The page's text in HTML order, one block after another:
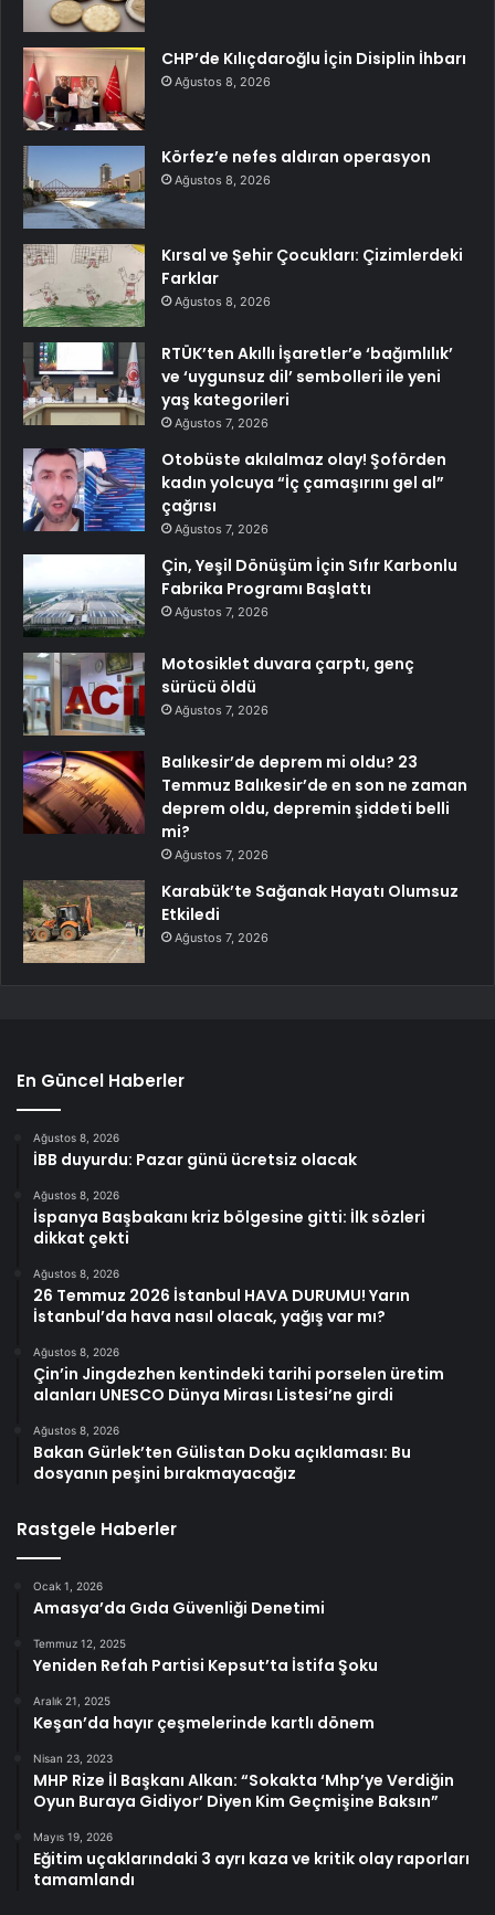
CHP’de Kılıçdaroğlu İçin Disiplin İhbarı
Ağustos 8, 2026
Körfez’e nefes aldıran operasyon
Ağustos 8, 2026
Kırsal ve Şehir Çocukları: Çizimlerdeki
Farklar
Ağustos 8, 2026
RTÜK’ten Akıllı İşaretler’e ‘bağımlılık’
ve ‘uygunsuz dil’ sembolleri ile yeni
yaş kategorileri
Ağustos 7, 2026
Otobüste akılalmaz olay! Şoförden
kadın yolcuya “İç çamaşırını gel al”
çağrısı
Ağustos 7, 2026
Çin, Yeşil Dönüşüm İçin Sıfır Karbonlu
Fabrika Programı Başlattı
Ağustos 7, 2026
Motosiklet duvara çarptı, genç
sürücü öldü
Ağustos 7, 2026
Balıkesir’de deprem mi oldu? 23
Temmuz Balıkesir’de en son ne zaman
deprem oldu, depremin şiddeti belli
mi?
Ağustos 7, 2026
Karabük’te Sağanak Hayatı Olumsuz
Etkiledi
Ağustos 7, 2026
En Güncel Haberler
Ağustos 8, 2026
İBB duyurdu: Pazar günü ücretsiz olacak
Ağustos 8, 2026
İspanya Başbakanı kriz bölgesine gitti: İlk sözleri
dikkat çekti
Ağustos 8, 2026
26 Temmuz 2026 İstanbul HAVA DURUMU! Yarın
İstanbul’da hava nasıl olacak, yağış var mı?
Ağustos 8, 2026
Çin’in Jingdezhen kentindeki tarihi porselen üretim
alanları UNESCO Dünya Mirası Listesi’ne girdi
Ağustos 8, 2026
Bakan Gürlek’ten Gülistan Doku açıklaması: Bu
dosyanın peşini bırakmayacağız
Rastgele Haberler
Ocak 1, 2026
Amasya’da Gıda Güvenliği Denetimi
Temmuz 12, 2025
Yeniden Refah Partisi Kepsut’ta İstifa Şoku
Aralık 21, 2025
Keşan’da hayır çeşmelerinde kartlı dönem
Nisan 23, 2023
MHP Rize İl Başkanı Alkan: “Sokakta ‘Mhp’ye Verdiğin
Oyun Buraya Gidiyor’ Diyen Kim Geçmişine Baksın”
Mayıs 19, 2026
Eğitim uçaklarındaki 3 ayrı kaza ve kritik olay raporları
tamamlandı